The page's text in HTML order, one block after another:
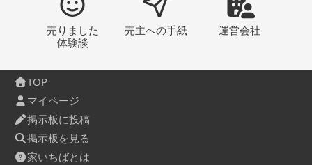
売りました
体験談
売主への手紙 運営会社
TOP
マイページ
掲示板に投稿
掲示板を見る
家いちばとは